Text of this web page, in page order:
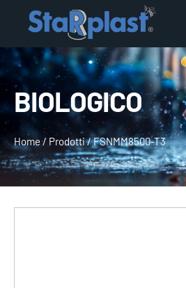
BIOLOGICO
Home/ Prodotti/FSNMM8500-T3